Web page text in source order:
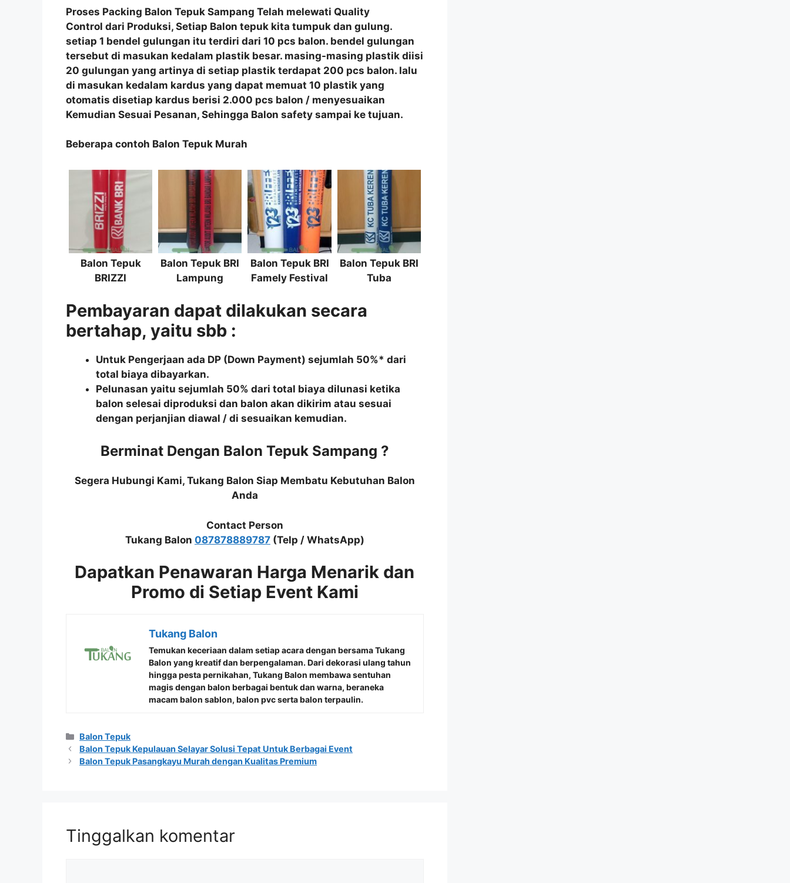
Proses Packing Balon Tepuk Sampang Telah melewati Quality
Control dari Produksi, Setiap Balon tepuk kita tumpuk dan gulung.
setiap 1 bendel gulungan itu terdiri dari 10 pcs balon. bendel gulungan
tersebut di masukan kedalam plastik besar. masing-masing plastik diisi
20 gulungan yang artinya di setiap plastik terdapat 200 pcs balon. lalu
di masukan kedalam kardus yang dapat memuat 10 plastik yang
otomatis disetiap kardus berisi 2.000 pcs balon / menyesuaikan
Kemudian Sesuai Pesanan, Sehingga Balon safety sampai ke tujuan.
Beberapa contoh Balon Tepuk Murah
Balon Tepuk
BRIZZI
Balon Tepuk BRI
Lampung
Balon Tepuk BRI
Famely Festival
Balon Tepuk BRI
Tuba
Pembayaran dapat dilakukan secara
bertahap, yaitu sbb :
Untuk Pengerjaan ada DP (Down Payment) sejumlah 50%* dari
total biaya dibayarkan.
Pelunasan yaitu sejumlah 50% dari total biaya dilunasi ketika
balon selesai diproduksi dan balon akan dikirim atau sesuai
dengan perjanjian diawal / di sesuaikan kemudian.
Berminat Dengan Balon Tepuk Sampang ?
Segera Hubungi Kami, Tukang Balon Siap Membatu Kebutuhan Balon
Anda
Contact Person
Tukang Balon 087878889787(Telp / WhatsApp)
Dapatkan Penawaran Harga Menarik dan
Promo di Setiap Event Kami
Tukang Balon
Temukan keceriaan dalam setiap acara dengan bersamaTukang
Balon yang kreatif dan berpengalaman. Dari dekorasi ulang tahun
hingga pesta pernikahan, Tukang Balon membawa sentuhan
magis dengan balon berbagai bentuk dan warna, beraneka
macam balon sablon, balon pvc serta balon terpaulin.
Kategori
Balon Tepuk
Balon Tepuk Kepulauan Selayar Solusi Tepat Untuk Berbagai Event
Balon Tepuk Pasangkayu Murah dengan Kualitas Premium
Tinggalkan komentar